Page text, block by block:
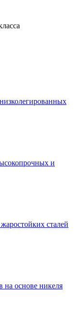
и
сталей
на основе никеля